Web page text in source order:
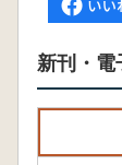
新刊・電